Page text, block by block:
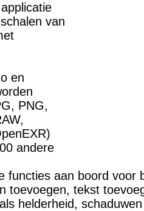
van
en
PNG,
andere
functies aan boord voor
toevoegen, tekst
helderheid,